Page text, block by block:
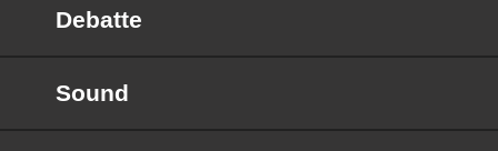
Debatte
Sound